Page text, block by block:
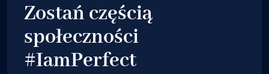
Zostań częścią
społeczności
#IamPerfect